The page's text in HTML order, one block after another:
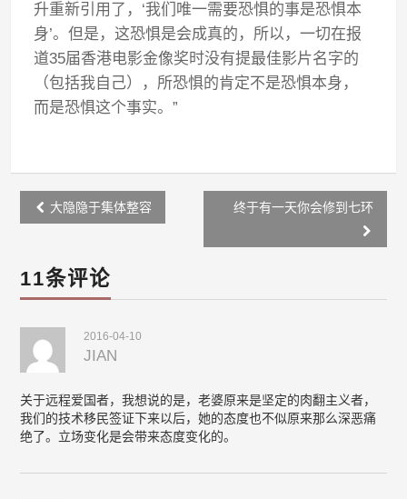
升重新引用了，‘我们唯一需要恐惧的事是恐惧本
身’。但是，这恐惧是会成真的，所以，一切在报
道35届香港电影金像奖时没有提最佳影片名字的
（包括我自己），所恐惧的肯定不是恐惧本身，
而是恐惧这个事实。”
Post
navigation
大隐隐于集体整容 终于有一天你会修到七环
11条评论
2016-04-10
JIAN
关于远程爱国者，我想说的是，老婆原来是坚定的肉翻主义者，
我们的技术移民签证下来以后，她的态度也不似原来那么深恶痛
绝了。立场变化是会带来态度变化的。